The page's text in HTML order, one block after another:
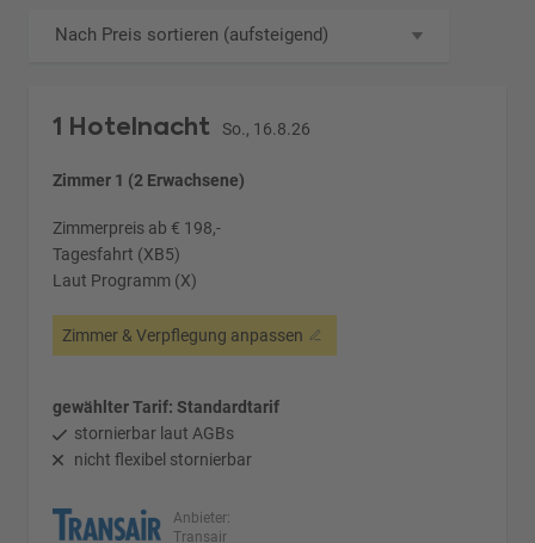
Nach Preis sortieren (aufsteigend)
1 Hotelnacht So., 16.8.26
Zimmer 1 (2 Erwachsene)
Zimmerpreis ab € 198,-
Tagesfahrt (XB5)
Laut Programm (X)
Zimmer & Verpflegung anpassen
gewählter Tarif: Standardtarif
stornierbar laut AGBs
nicht flexibel stornierbar
Anbieter:
Transair